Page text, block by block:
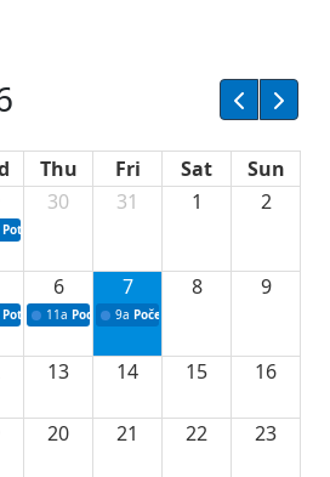
Thu Fri Sat
Sun
Potpisivanje ugovora sa neprofitnim
30 31 1 2
Potpisivanje ugovora o stipendijama za
6
11a Podrška razvoju vodne infrastrukture u
7
9a Početak izgradnje nove
8 9
13 14 15 16
20 21 22 23